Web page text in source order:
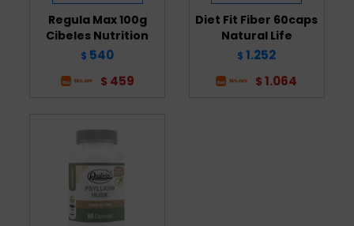
Regula Max 100g
Cibeles Nutrition
$ 540
$ 459
Diet Fit Fiber 60caps
Natural Life
$ 1.252
$ 1.064